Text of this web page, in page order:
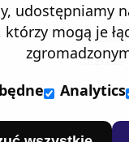
KOMPLETY
ŁAŃCUSZKI
KOLEKCJE
udostępniamy
mogą je
Analytics